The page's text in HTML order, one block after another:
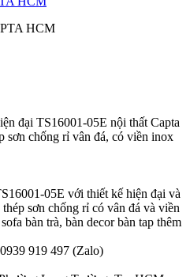
HCM
đại TS16001-05E nội thất Capta
sơn chống rỉ vân đá, có viền inox
05E với thiết kế hiện đại và
sơn chống rỉ có vân đá và viền
bàn trà, bàn decor bàn tap thêm
919 497 (Zalo)